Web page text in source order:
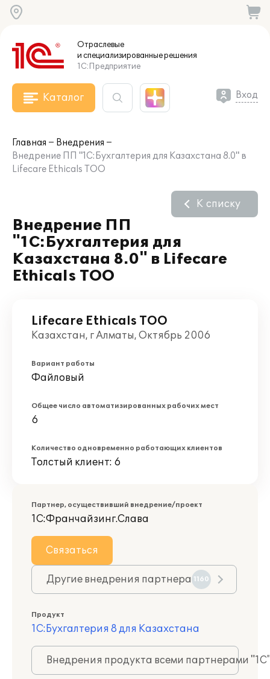
Отраслевые
и специализированныерешения
1С:Предприятие
Каталог Вход
Главная
Внедрения
Внедрение ПП "1С:Бухгалтерия для Казахстана 8.0" в
Lifecare Ethicals ТОО
Внедрение ПП
"1С:Бухгалтерия для
Казахстана 8.0" в Lifecare
Ethicals ТОО
К списку
Lifecare Ethicals ТОО
Казахстан, г Алматы, Октябрь 2006
Вариант работы
Файловый
Общее число автоматизированных рабочих мест
6
Количество одновременно работающих клиентов
Толстый клиент: 6
Партнер, осуществивший внедрение/проект
1С:Франчайзинг.Слава
Связаться
Другие внедрения партнера 1160
Продукт
1С:Бухгалтерия 8 для Казахстана
Внедрения продукта всеми партнерами